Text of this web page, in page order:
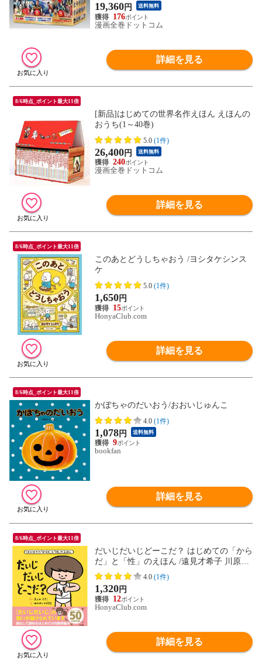
19,360円 送料無料
176
漫画全巻ドットコム
詳細を見る
8/6時点_ポイント最大11倍
[新品]はじめての世界名作えほん えほんの
おうち(1～40巻)
5.0 (1件)
26,400円 送料無料
240
漫画全巻ドットコム
詳細を見る
8/6時点_ポイント最大11倍
このあとどうしちゃおう /ヨシタケシンス
ケ
5.0 (1件)
1,650円
15
HonyaClub.com
詳細を見る
8/6時点_ポイント最大11倍
かぼちゃのだいおう/おおいじゅんこ
4.0 (1件)
1,078円 送料無料
9
bookfan
詳細を見る
8/6時点_ポイント最大11倍
だいじだいじどーこだ？ はじめての「から
だ」と「性」のえほん /遠見才希子 川原瑞
丸
4.0 (1件)
1,320円
12
HonyaClub.com
詳細を見る